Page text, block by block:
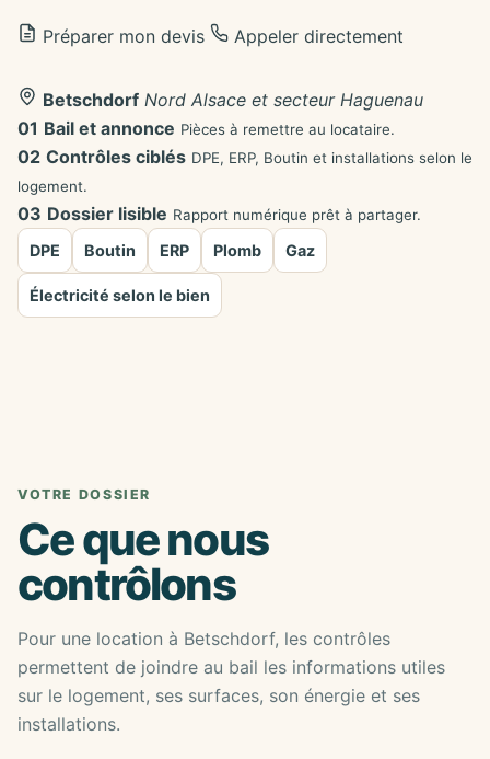
Préparer mon devis Appeler directement
Betschdorf Nord Alsace et secteur Haguenau
01 Bail et annonce Pièces à remettre au locataire.
02 Contrôles ciblés DPE, ERP, Boutin et installations selon le
logement.
03 Dossier lisible Rapport numérique prêt à partager.
DPE Boutin ERP Plomb Gaz
Électricité selon le bien
VOTRE DOSSIER
Ce que nous
contrôlons
Pour une location à Betschdorf, les contrôles
permettent de joindre au bail les informations utiles
sur le logement, ses surfaces, son énergie et ses
installations.